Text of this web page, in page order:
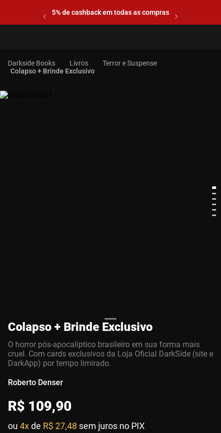
5% de cashback em todas as compras
Livros
Terror e Suspense
Colapso + Brinde Exclusivo
Colapso + Brinde Exclusivo
O horror pós-apocalíptico brasileiro em sua forma mais
cruel. Com cards exclusivos da Loja Oficial DarkSide (site e
DarkApp) por tempo limirado.
Roberto Denser
R$ 109,90
ou 4xde R$ 27,48 sem juros no PIX